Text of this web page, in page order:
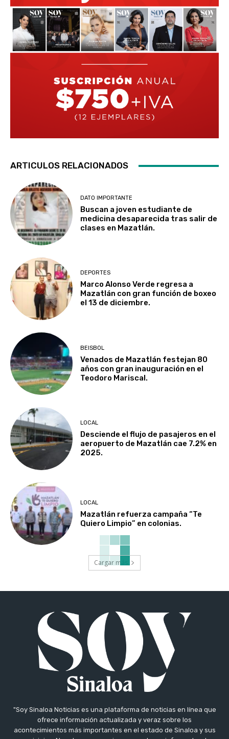
ARTICULOS RELACIONADOS
DATO IMPORTANTE
Buscan a joven estudiante de
medicina desaparecida tras salir de
clases en Mazatlán.
DEPORTES
Marco Alonso Verde regresa a
Mazatlán con gran función de boxeo
el 13 de diciembre.
BEISBOL
Venados de Mazatlán festejan 80
años con gran inauguración en el
Teodoro Mariscal.
LOCAL
Desciende el flujo de pasajeros en el
aeropuerto de Mazatlán cae 7.2% en
2025.
LOCAL
Mazatlán refuerza campaña “Te
Quiero Limpio” en colonias.
Cargar más
"Soy Sinaloa Noticias es una plataforma de noticias en línea que
ofrece información actualizada y veraz sobre los
acontecimientos más importantes en el estado de Sinaloa y sus